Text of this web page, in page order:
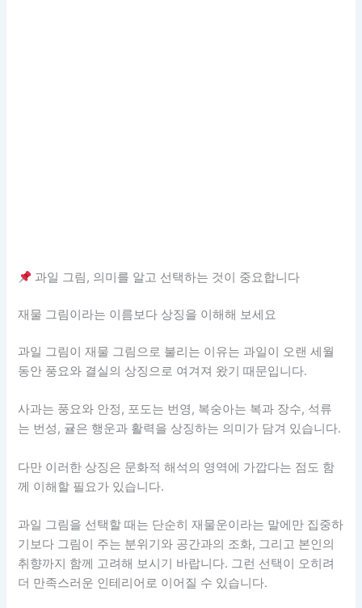
과일 그림, 의미를 알고 선택하는 것이 중요합니다
재물 그림이라는 이름보다 상징을 이해해 보세요
과일 그림이 재물 그림으로 불리는 이유는 과일이 오랜 세월
동안 풍요와 결실의 상징으로 여겨져 왔기 때문입니다.
사과는 풍요와 안정, 포도는 번영, 복숭아는 복과 장수, 석류
는 번성, 귤은 행운과 활력을 상징하는 의미가 담겨 있습니다.
다만 이러한 상징은 문화적 해석의 영역에 가깝다는 점도 함
께 이해할 필요가 있습니다.
과일 그림을 선택할 때는 단순히 재물운이라는 말에만 집중하
기보다 그림이 주는 분위기와 공간과의 조화, 그리고 본인의
취향까지 함께 고려해 보시기 바랍니다. 그런 선택이 오히려
더 만족스러운 인테리어로 이어질 수 있습니다.